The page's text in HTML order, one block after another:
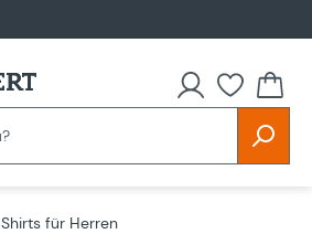
Shirts für Herren